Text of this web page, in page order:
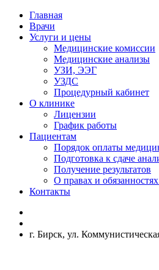
Главная
Врачи
Услуги и цены
Медицинские комиссии
Медицинские анализы
УЗИ, ЭЭГ
УЗДС
Процедурный кабинет
О клинике
Лицензии
График работы
Пациентам
Порядок оплаты
Подготовка к сдаче
Получение результатов
О правах и
Контакты
г. Бирск, ул.